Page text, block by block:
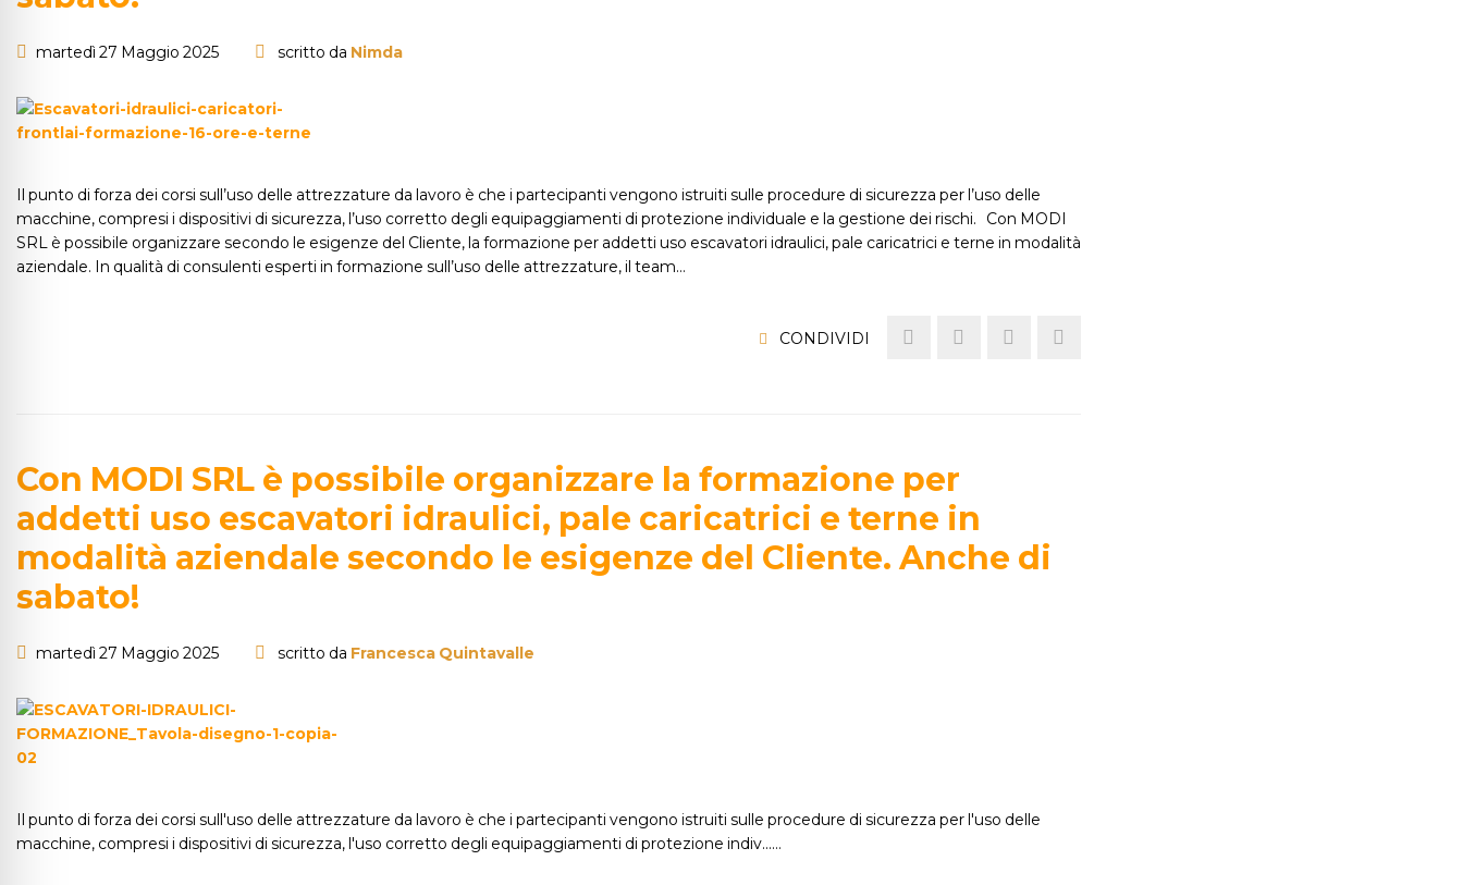
martedì 27 Maggio 2025 scritto da Nimda
Il punto di forza dei corsi sull’uso delle attrezzature da lavoro è che i partecipanti vengono istruiti sulle procedure di sicurezza per l’uso delle
macchine, compresi i dispositivi di sicurezza, l’uso corretto degli equipaggiamenti di protezione individuale e la gestione dei rischi. Con MODI
SRL è possibile organizzare secondo le esigenze del Cliente, la formazione per addetti uso escavatori idraulici, pale caricatrici e terne in modalità
aziendale. In qualità di consulenti esperti in formazione sull’uso delle attrezzature, il team…
CONDIVIDI
Con MODI SRL è possibile organizzare la formazione per
addetti uso escavatori idraulici, pale caricatrici e terne in
modalità aziendale secondo le esigenze del Cliente. Anche di
sabato!
martedì 27 Maggio 2025 scritto da Francesca Quintavalle
Il punto di forza dei corsi sull'uso delle attrezzature da lavoro è che i partecipanti vengono istruiti sulle procedure di sicurezza per l'uso delle
macchine, compresi i dispositivi di sicurezza, l'uso corretto degli equipaggiamenti di protezione indiv...…